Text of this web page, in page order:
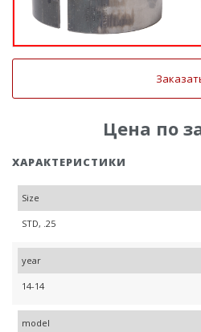
Цена по
ХАРАКТЕРИСТИКИ
Size
STD, .25
year
14-14
model